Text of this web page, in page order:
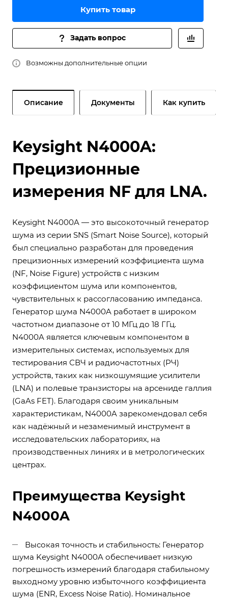
Купить товар
Задать вопрос
Возможны дополнительные опции
Описание Документы Как купить
Keysight N4000A:
Прецизионные
измерения NF для LNA.
Keysight N4000A — это высокоточный генератор
шума из серии SNS (Smart Noise Source), который
был специально разработан для проведения
прецизионных измерений коэффициента шума
(NF, Noise Figure) устройств с низким
коэффициентом шума или компонентов,
чувствительных к рассогласованию импеданса.
Генератор шума N4000A работает в широком
частотном диапазоне от 10 МГц до 18 ГГц.
N4000A является ключевым компонентом в
измерительных системах, используемых для
тестирования СВЧ и радиочастотных (РЧ)
устройств, таких как низкошумящие усилители
(LNA) и полевые транзисторы на арсениде галлия
(GaAs FET). Благодаря своим уникальным
характеристикам, N4000A зарекомендовал себя
как надёжный и незаменимый инструмент в
исследовательских лабораториях, на
производственных линиях и в метрологических
центрах.
Преимущества Keysight
N4000A
Высокая точность и стабильность: Генератор
шума Keysight N4000A обеспечивает низкую
погрешность измерений благодаря стабильному
выходному уровню избыточного коэффициента
шума (ENR, Excess Noise Ratio). Номинальное